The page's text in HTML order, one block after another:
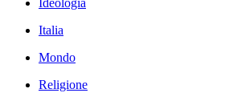
Ideologia
Italia
Mondo
Religione